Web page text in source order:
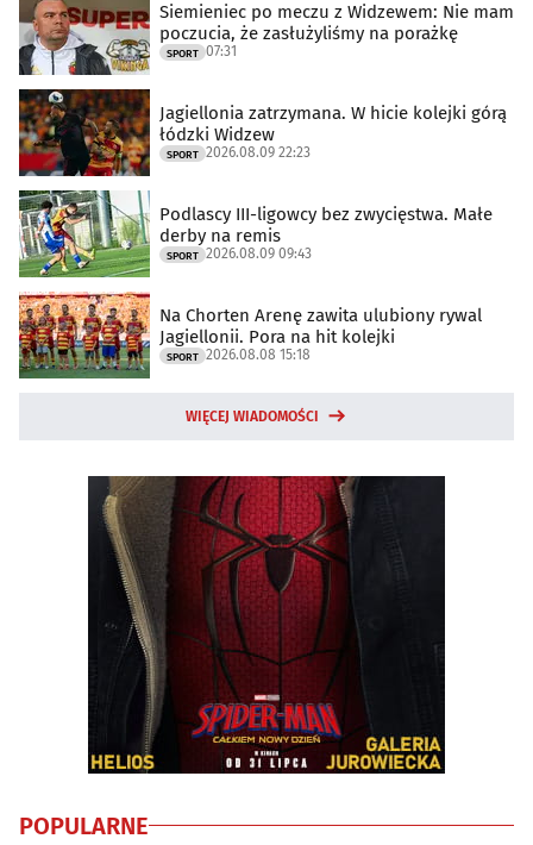
Siemieniec po meczu z Widzewem: Nie mam
poczucia, że zasłużyliśmy na porażkę
SPORT 07:31
Jagiellonia zatrzymana. W hicie kolejki górą
łódzki Widzew
SPORT 2026.08.09 22:23
Podlascy III-ligowcy bez zwycięstwa. Małe
derby na remis
SPORT 2026.08.09 09:43
Na Chorten Arenę zawita ulubiony rywal
Jagiellonii. Pora na hit kolejki
SPORT 2026.08.08 15:18
WIĘCEJ WIADOMOŚCI
POPULARNE